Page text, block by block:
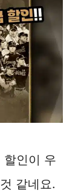
인이 우
같네요.